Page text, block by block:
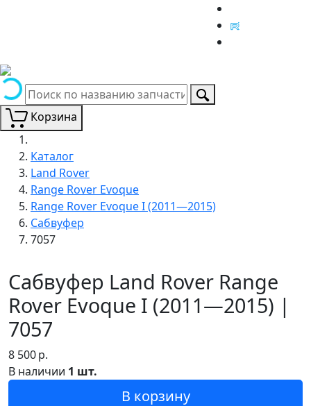
Корзина
Каталог
Land Rover
Range Rover Evoque
Range Rover Evoque I (2011—2015)
Сабвуфер
7057
Сабвуфер Land Rover Range
Rover Evoque I (2011—2015) |
7057
8 500р.
В наличии 1 шт.
В корзину